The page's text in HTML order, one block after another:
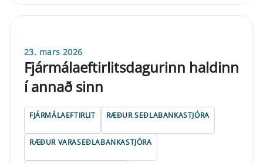
23. mars 2026
Fjármálaeftirlitsdagurinn haldinn
í annað sinn
FJÁRMÁLAEFTIRLIT RÆÐUR SEÐLABANKASTJÓRA
RÆÐUR VARASEÐLABANKASTJÓRA